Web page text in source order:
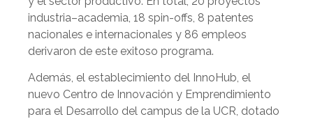
industria–academia, 18 spin-offs, 8 patentes
nacionales e internacionales y 86 empleos
derivaron de este exitoso programa.
Además, el establecimiento del InnoHub, el
nuevo Centro de Innovación y Emprendimiento
para el Desarrollo del campus de la UCR, dotado